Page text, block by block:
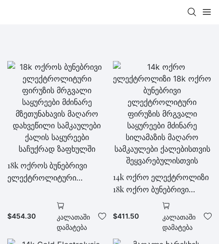
18k ოქროს ბუნებრივი
ელექტროლიტური
საყურეები მძინარე
მზეთუნახავის მაღარო
დახვეწილი სამკაულები
ქალის საყურეები
$454.30
Კალათაში
Დამატება
14k ოქრო ელექტროლიზი
18k ოქრო ბუნებრივი
ელექტროლიტური
ფირუზის მრგვალი
საყურეები მძინარე
სილამაზის მაღარო
$411.50
Კალათაში
Დამატება